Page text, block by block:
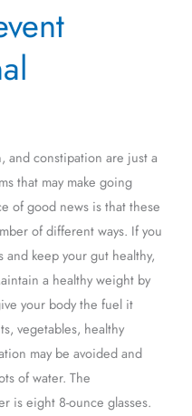
and constipation are just a
that may make going
of good news is that these
of different ways. If you
keep your gut healthy,
a healthy weight by
your body the fuel it
vegetables, healthy
may be avoided and
of water. The
is eight 8-ounce glasses.